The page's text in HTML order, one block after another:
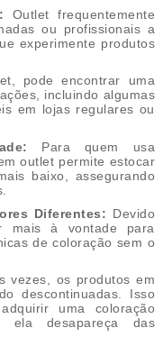
Outlet frequentemente
ou profissionais a
experimente produtos
pode encontrar uma
incluindo algumas
em lojas regulares ou
Para quem usa
outlet permite estocar
baixo, assegurando
Diferentes: Devido
mais à vontade para
de coloração sem o
vezes, os produtos em
descontinuadas. Isso
uma coloração
ela desapareça das